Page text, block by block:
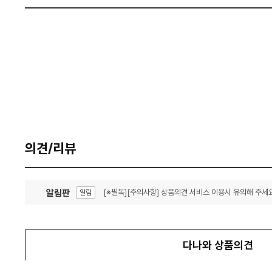
의견/리뷰
알림판 알림 [※필독][주의사항] 상품의견 서비스 이용시 유의해 주세
다나와 상품의견